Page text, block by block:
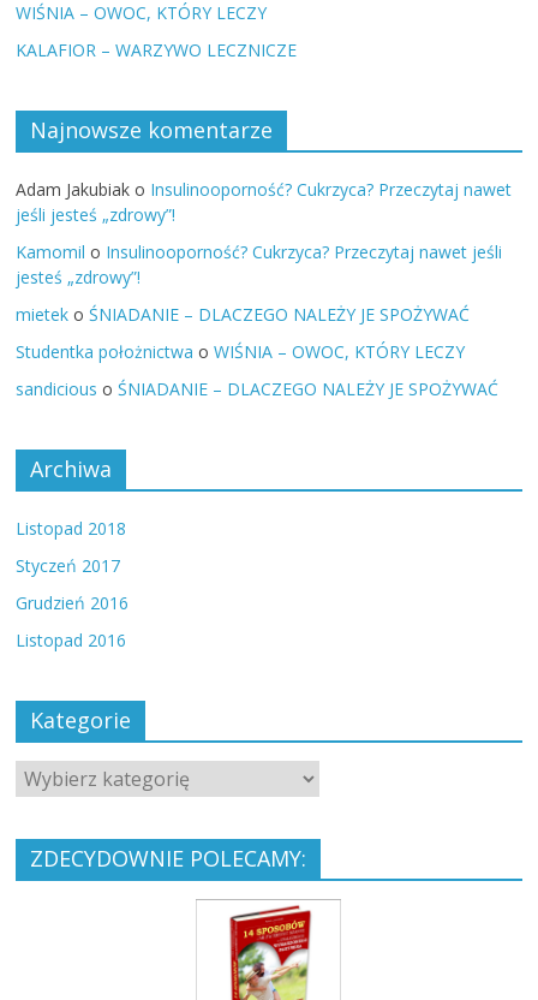
WIŚNIA – OWOC, KTÓRY LECZY
KALAFIOR – WARZYWO LECZNICZE
Najnowsze komentarze
Adam Jakubiak o Insulinooporność? Cukrzyca? Przeczytaj nawet
jeśli jesteś „zdrowy”!
Kamomil o Insulinooporność? Cukrzyca? Przeczytaj nawet jeśli
jesteś „zdrowy”!
mietek oŚNIADANIE – DLACZEGO NALEŻY JE SPOŻYWAĆ
Studentka położnictwa oWIŚNIA – OWOC, KTÓRY LECZY
sandicious oŚNIADANIE – DLACZEGO NALEŻY JE SPOŻYWAĆ
Archiwa
Listopad 2018
Styczeń 2017
Grudzień 2016
Listopad 2016
Kategorie
ZDECYDOWNIE POLECAMY: